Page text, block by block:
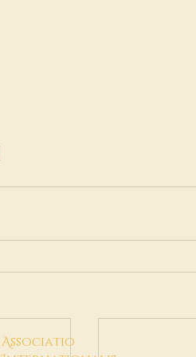
Associatio